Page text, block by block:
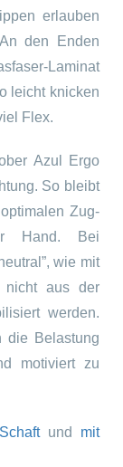
erlauben
den Enden
Laminat
leicht knicken
Flex.
Azul Ergo
So bleibt
Zug-
Hand. Bei
wie mit
nicht aus der
werden.
die Belastung
motiviert zu
und mit